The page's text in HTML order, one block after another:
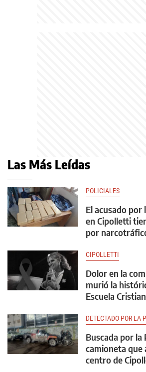
Las Más Leídas
POLICIALES
El acusado por
en Cipolletti
por
CIPOLLETTI
Dolor en la
murió la
Escuela
DETECTADO POR LA
Buscada por la
camioneta que
centro de